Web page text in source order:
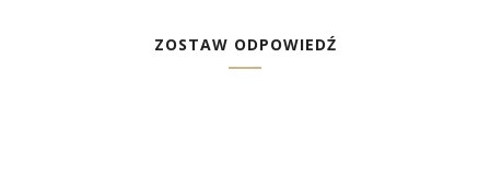
ZOSTAW ODPOWIEDŹ